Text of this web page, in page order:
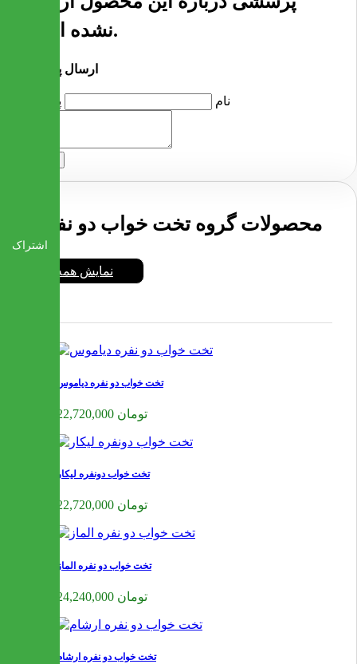
نشده است.
ارسال پرسش
نام پرسش
محصولات گروه تخت خواب دو نفره
نمایش همه
تخت خواب دو نفره دیاموس
22,720,000 تومان
تخت خواب دونفره لیکار
22,720,000 تومان
تخت خواب دو نفره الماز
24,240,000 تومان
تخت خواب دو نفره ارشام
اشتراک